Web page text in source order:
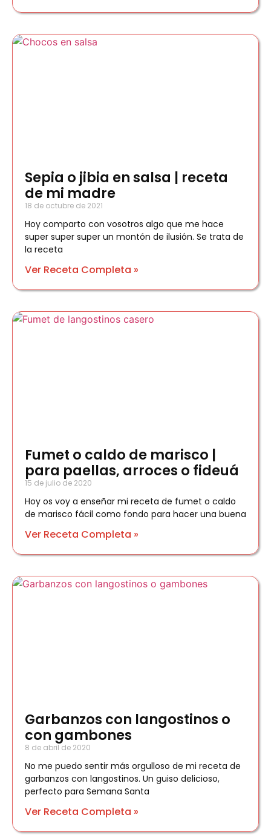
Sepia o jibia en salsa | receta
de mi madre
18 de octubre de 2021
Hoy comparto con vosotros algo que me hace
super super super un montón de ilusión. Se trata de
la receta
Ver Receta Completa »
Fumet o caldo de marisco |
para paellas, arroces o fideuá
15 de julio de 2020
Hoy os voy a enseñar mi receta de fumet o caldo
de marisco fácil como fondo para hacer una buena
Ver Receta Completa »
Garbanzos con langostinos o
con gambones
8 de abril de 2020
No me puedo sentir más orgulloso de mi receta de
garbanzos con langostinos. Un guiso delicioso,
perfecto para Semana Santa
Ver Receta Completa »